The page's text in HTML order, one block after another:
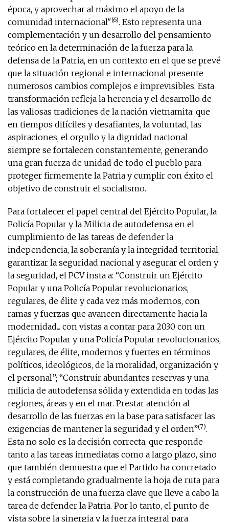
época, y aprovechar al máximo el apoyo de la
comunidad internacional"(6). Esto representa una
complementación y un desarrollo del pensamiento
teórico en la determinación de la fuerza para la
defensa de la Patria, en un contexto en el que se prevé
que la situación regional e internacional presente
numerosos cambios complejos e imprevisibles. Esta
transformación refleja la herencia y el desarrollo de
las valiosas tradiciones de la nación vietnamita: que
en tiempos difíciles y desafiantes, la voluntad, las
aspiraciones, el orgullo y la dignidad nacional
siempre se fortalecen constantemente, generando
una gran fuerza de unidad de todo el pueblo para
proteger firmemente la Patria y cumplir con éxito el
objetivo de construir el socialismo.
Para fortalecer el papel central del Ejército Popular, la
Policía Popular y la Milicia de autodefensa en el
cumplimiento de las tareas de defender la
independencia, la soberanía y la integridad territorial,
garantizar la seguridad nacional y asegurar el orden y
la seguridad, el PCV insta a: “Construir un Ejército
Popular y una Policía Popular revolucionarios,
regulares, de élite y cada vez más modernos, con
ramas y fuerzas que avancen directamente hacia la
modernidad... con vistas a contar para 2030 con un
Ejército Popular y una Policía Popular revolucionarios,
regulares, de élite, modernos y fuertes en términos
políticos, ideológicos, de la moralidad, organización y
el personal”; “Construir abundantes reservas y una
milicia de autodefensa sólida y extendida en todas las
regiones, áreas y en el mar. Prestar atención al
desarrollo de las fuerzas en la base para satisfacer las
exigencias de mantener la seguridad y el orden”(7).
Esta no solo es la decisión correcta, que responde
tanto a las tareas inmediatas como a largo plazo, sino
que también demuestra que el Partido ha concretado
y está completando gradualmente la hoja de ruta para
la construcción de una fuerza clave que lleve a cabo la
tarea de defender la Patria. Por lo tanto, el punto de
vista sobre la sinergia y la fuerza integral para